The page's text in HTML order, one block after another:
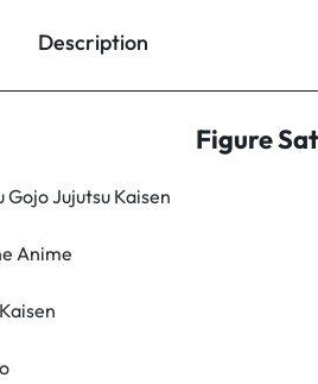
Description
Figure
Gojo Jujutsu Kaisen
Anime